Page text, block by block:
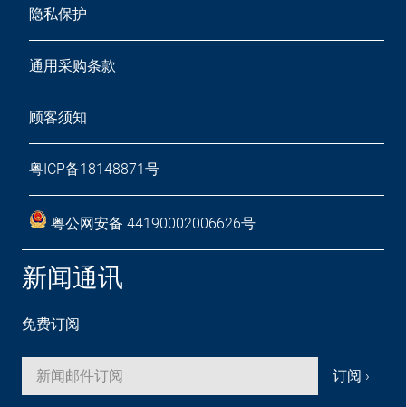
隐私保护
通用采购条款
顾客须知
粤ICP备18148871号
粤公网安备 44190002006626号
新闻通讯
免费订阅